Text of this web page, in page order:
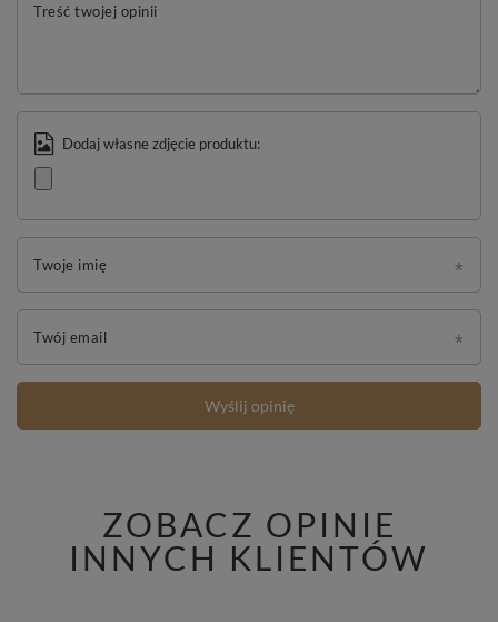
Treść twojej opinii
Dodaj własne zdjęcie produktu:
Twoje imię
Twój email
Wyślij opinię
ZOBACZ OPINIE
INNYCH KLIENTÓW